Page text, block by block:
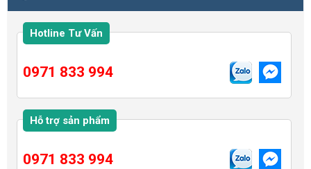
Hotline Tư Vấn
0971 833 994
Hỗ trợ sản phẩm
0971 833 994